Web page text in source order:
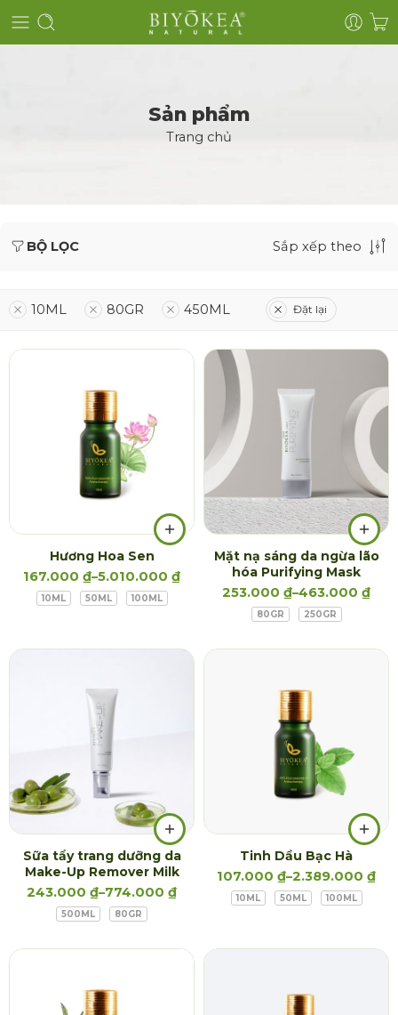
Sản phẩm
Trang chủ
BỘ LỌC Sắp xếp theo
10ML 80GR 450ML Đặt lại
Hương Hoa Sen
167.000 ₫–5.010.000 ₫
10ML 50ML 100ML
Mặt nạ sáng da ngừa lão
hóa Purifying Mask
253.000 ₫–463.000 ₫
80GR 250GR
Sữa tẩy trang dưỡng da
Make-Up Remover Milk
243.000 ₫–774.000 ₫
500ML 80GR
Tinh Dầu Bạc Hà
107.000 ₫–2.389.000 ₫
10ML 50ML 100ML